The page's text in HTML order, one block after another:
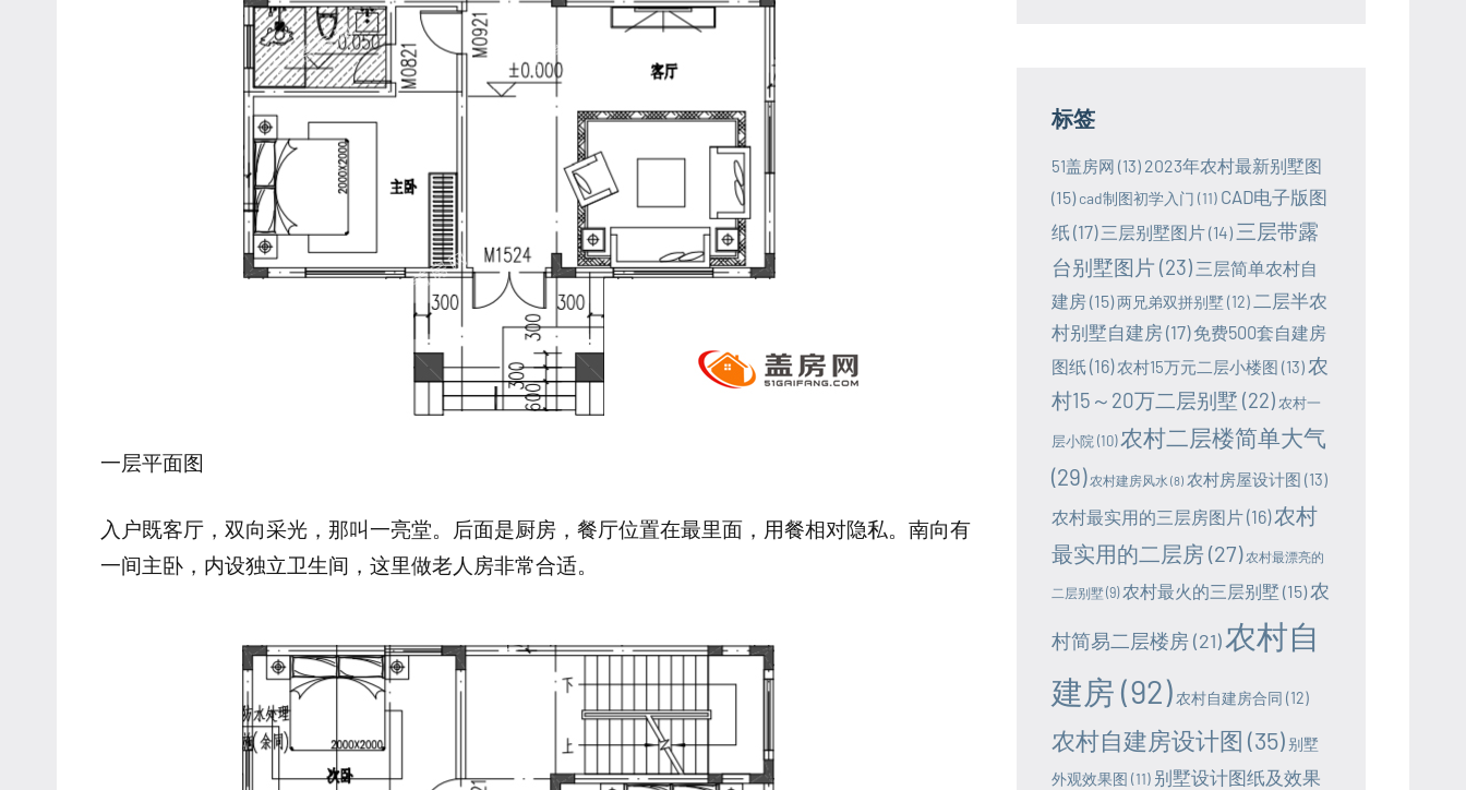
一层平面图
入户既客厅，双向采光，那叫一亮堂。后面是厨房，餐厅位置在最里面，用餐相对隐私。南向有
一间主卧，内设独立卫生间，这里做老人房非常合适。
标签
51盖房网 (13) 2023年农村最新别墅图
(15) cad制图初学入门 (11) CAD电子版图
纸(17) 三层别墅图片(14) 三层带露
台别墅图片 (23) 三层简单农村自
建房(15)两兄弟双拼别墅 (12) 二层半农
村别墅自建房(17) 免费500套自建房
图纸(16) 农村15万元二层小楼图 (13)农
村15～20万二层别墅 (22) 农村一
层小院 (10)农村二层楼简单大气
(29) 农村建房风水 (8) 农村房屋设计图 (13)
农村最实用的三层房图片(16)农村
最实用的二层房 (27) 农村最漂亮的
二层别墅(9) 农村最火的三层别墅 (15)农
村简易二层楼房(21)农村自
建房 (92) 农村自建房合同 (12)
农村自建房设计图 (35) 别墅
外观效果图 (11) 别墅设计图纸及效果